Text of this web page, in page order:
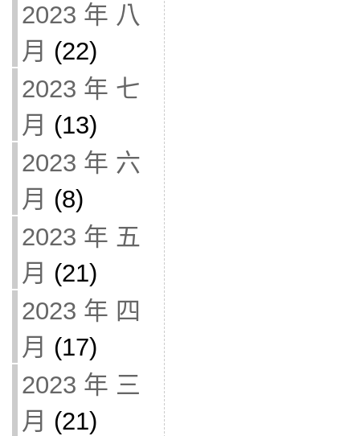
2023 年 八
月 (22)
2023 年 七
月 (13)
2023 年 六
月 (8)
2023 年 五
月 (21)
2023 年 四
月 (17)
2023 年 三
月 (21)